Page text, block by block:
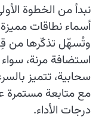
نبدأ من الخطوة
أسماء نطاقات
وتُسهّل تذكّرها من
استضافة مرنة،
سحابية، تتميز
مع متابعة مستمرة
درجات الأداء.